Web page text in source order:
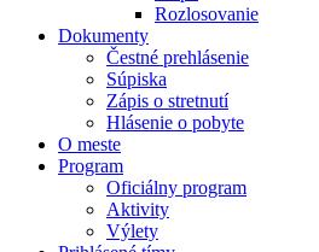
Rozlosovanie
Dokumenty
Čestné prehlásenie
Súpiska
Zápis o stretnutí
Hlásenie o pobyte
O meste
Program
Oficiálny program
Aktivity
Výlety